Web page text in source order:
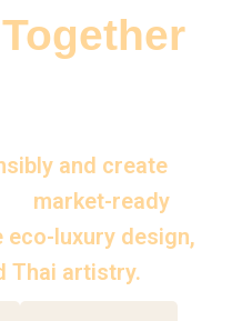
and create
market-ready
luxury design,
Thai artistry.